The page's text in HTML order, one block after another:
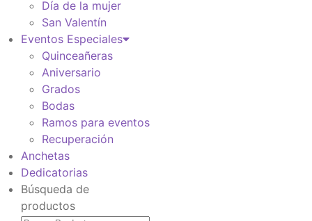
Día de la mujer
San Valentín
Eventos Especiales
Quinceañeras
Aniversario
Grados
Bodas
Ramos para eventos
Recuperación
Anchetas
Dedicatorias
Búsqueda de
productos